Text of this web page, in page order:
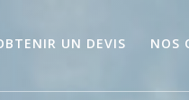
UN DEVIS NOS